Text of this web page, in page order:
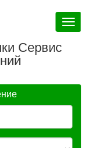
Toggle
Сервис